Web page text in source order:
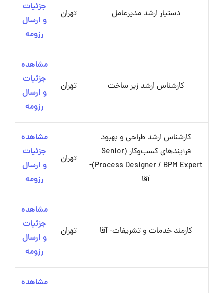
دستیار ارشد مدیرعامل تهران
جزئیات
و ارسال
رزومه
کارشناس ارشد زیر ساخت تهران
مشاهده
جزئیات
و ارسال
رزومه
کارشناس ارشد طراحی و بهبود
فرآیندهای کسب‌وکار (Senior
Process Designer / BPM Expert)-
آقا
تهران
مشاهده
جزئیات
و ارسال
رزومه
کارمند خدمات و تشریفات- آقا تهران
مشاهده
جزئیات
و ارسال
رزومه
مشاهده